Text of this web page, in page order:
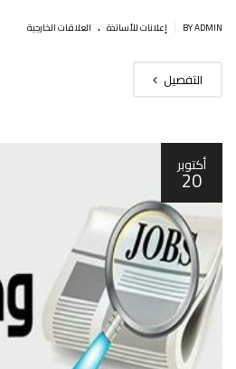
BY ADMIN إعلانات للأساتذة . العلاقات الخارجية
التفصيل
أكتوبر
20